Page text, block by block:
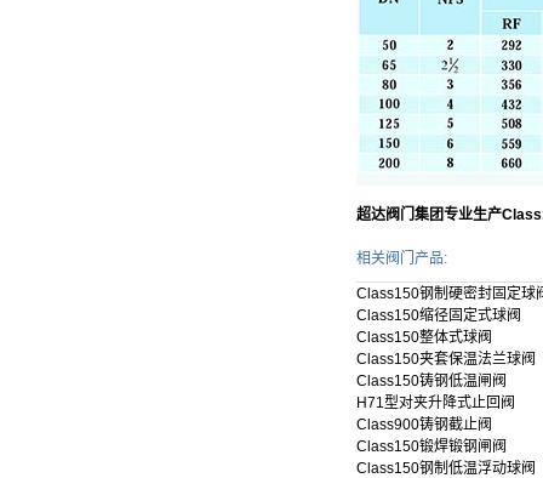
超达阀门集团专业生产
相关阀门产品:
Class150钢制硬密封固定球
Class150缩径固定式球阀
Class150整体式球阀
Class150夹套保温法兰球阀
Class150铸钢低温闸阀
H71型对夹升降式止回阀
Class900铸钢截止阀
Class150锻焊锻钢闸阀
Class150钢制低温浮动球阀